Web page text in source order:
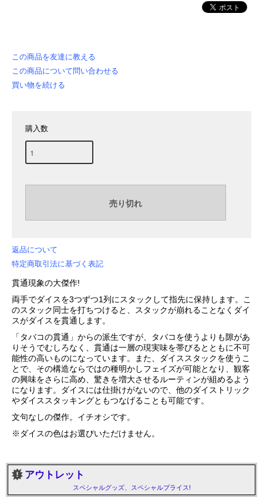
この商品を友達に教える
この商品について問い合わせる
買い物を続ける
購入数
返品について
特定商取引法に基づく表記
貫通現象の大傑作!
両手でダイスを3つずつ1列にスタックして指先に保持します。こ
のスタック同士を打ちつけると、スタックが崩れることなくダイ
スがダイスを貫通します。
「タバコの貫通」からの派生ですが、タバコを使うよりも隙があ
りそうでむしろなく、貫通は一層の現実味を帯びるとともに不可
能性の高いものになっています。また、ダイススタックを使うこ
とで、その構造ならではの種明かしフェイズが可能となり、観客
の興味をさらに高め、驚きを増大させるルーティンが組めるよう
になります。ダイスには仕掛けがないので、他のダイストリック
やダイススタッキングともつなげることも可能です。
文句なしの傑作。イチオシです。
※ダイスの色はお選びいただけません。
アウトレット
スペシャルグッズ、スペシャルプライス!